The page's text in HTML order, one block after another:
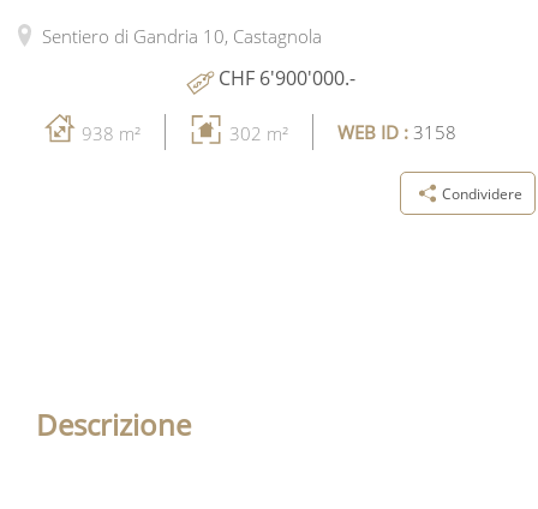
Sentiero di Gandria 10, Castagnola
CHF 6'900'000.-
938 m² 302 m² WEB ID : 3158
Condividere
Descrizione